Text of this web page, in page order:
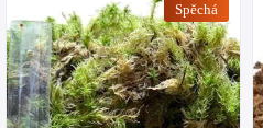
Spěchá